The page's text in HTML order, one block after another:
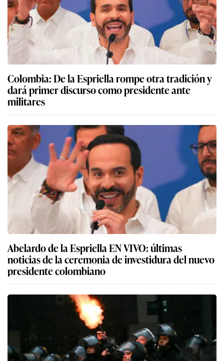
Colombia: De la Espriella rompe otra tradición y
dará primer discurso como presidente ante
militares
Abelardo de la Espriella EN VIVO: últimas
noticias de la ceremonia de investidura del nuevo
presidente colombiano